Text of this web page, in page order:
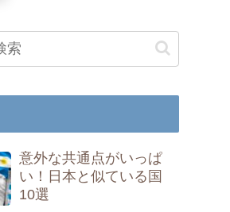
意外な共通点がいっぱ
い！日本と似ている国
10選